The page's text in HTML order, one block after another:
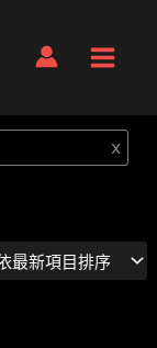
Menu
x